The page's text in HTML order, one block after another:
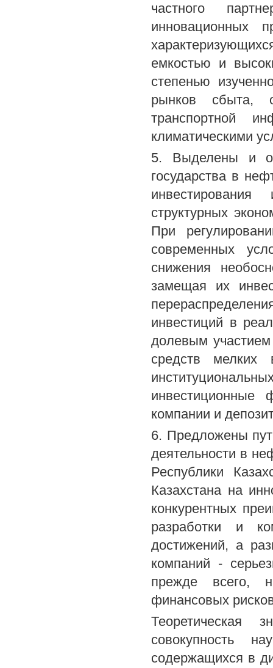
частного
инновационных
емкостью и
степенью
рынков сбыта,
транспортной
климатическими
5. Выделены и
государства в
структурных
При
современных
снижения
замещая их
инвестиций в
долевым
средств мелких
компании и
6. Предложены
деятельности в
Республики
Казахстана на
конкурентных
разработки и
достижений, а
компаний -
прежде всего,
финансовых
Теоретическая
совокупность
содержащихся в